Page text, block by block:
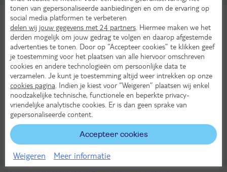
8-dg cruise Oost Middellandse Zee - Norwegian
Gem
Griekenland Italië Kroatië Montenegro
Zo 13 sep 2026
8 dagen (7 nachten)
Amsterdam - Venetie
Volpension
Transfer
1780,-
per persoon
tonen van gepersonaliseerde aanbiedingen en om de ervaring op
social media platformen te verbeteren
delen wij jouw gegevens met 24 partners . Hiermee maken we het
derden mogelijk om jouw gedrag te volgen en daarop afgestemde
advertenties te tonen. Door op “Accepteer cookies” te klikken geef
je toestemming voor het plaatsen van alle hiervoor omschreven
cookies en andere technologieën om persoonlijke data te
verzamelen. Je kunt je toestemming altijd weer intrekken op onze
cookies pagina . Indien je kiest voor “Weigeren” plaatsen wij enkel
noodzakelijke technische, functionele en beperkte privacy-
vriendelijke analytische cookies. Er is dan geen sprake van
gepersonaliseerde content.
Accepteer cookies
Weigeren Meer informatie